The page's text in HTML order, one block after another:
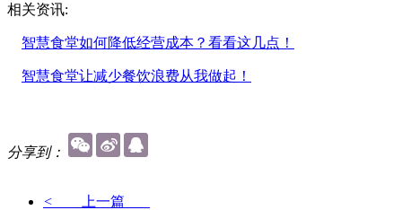
相关资讯:
智慧食堂如何降低经营成本？看看这几点！
智慧食堂让减少餐饮浪费从我做起！
分享到：
< 上一篇